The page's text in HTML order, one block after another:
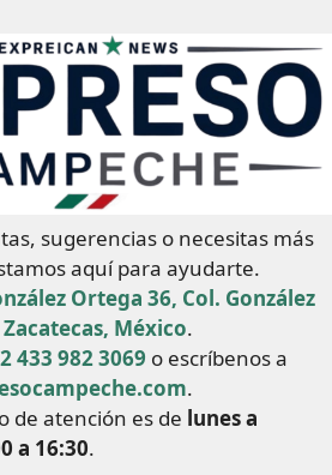
sugerencias o necesitas más
aquí para ayudarte.
Ortega 36, Col. González
México.
433 982 3069 o escríbenos a
.
de atención es de lunes a
a 16:30.